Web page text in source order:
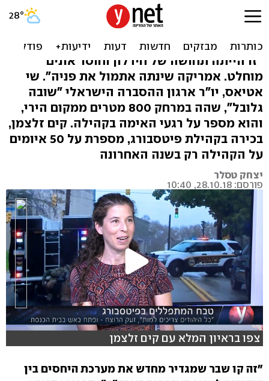
"זה קו שבר בין הקהילה
היהודית לארה"ב"
"זו הייתה תחושה של חידלון וחוסר אונים
מוחלט. אמריקה שינתה אתמול את פניה". שי
אטיאס, יו"ר ארגון ההסברה הישראלי "שובה
גלובל", שהה במרחק 800 מטרים ממקום הירי,
והוא מספר על רגעי האימה בקהילה. קים זלצמן,
בכירה בקהילת פיטסבורג, מספרת על 50 איומים
על הקהילה רק בשנה האחרונה
יצחק טסלר
פורסם: 28.10.18, 10:40
צפו בראיון המלא עם קים זלצמן
"זה קו שבר שמגדיר מחדש את מערכת היחסים בין